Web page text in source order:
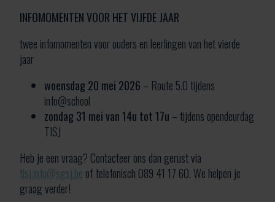
INFOMOMENTEN VOOR HET VIJFDE JAAR
twee infomomenten voor ouders en leerlingen van het vierde
jaar
woensdag 20 mei 2026 – Route 5.0 tijdens
info@school
zondag 31 mei van 14u tot 17u – tijdens opendeurdag
TISJ
Heb je een vraag? Contacteer ons dan gerust via
tisj.info@sgsj.be of telefonisch 089 41 17 60. We helpen je
graag verder!